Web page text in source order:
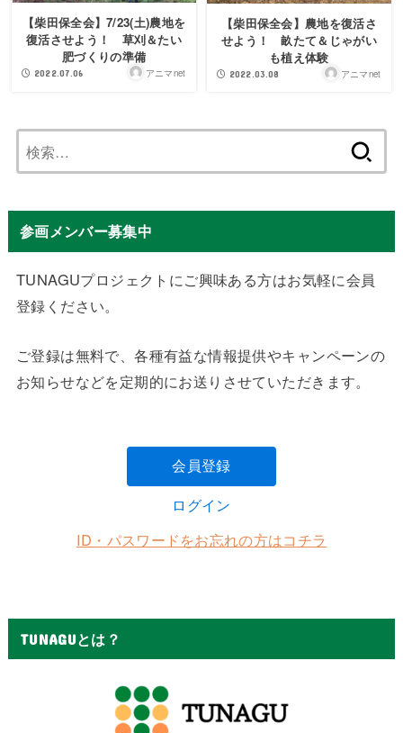
【柴田保全会】7/23(土)農地を
復活させよう！ 草刈＆たい
肥づくりの準備
2022.07.06 アニマnet
【柴田保全会】農地を復活さ
せよう！ 畝たて＆じゃがい
も植え体験
2022.03.08 アニマnet
索:
参画メンバー募集中
TUNAGUプロジェクトにご興味ある方はお気軽に会員
登録ください。
ご登録は無料で、各種有益な情報提供やキャンペーンの
お知らせなどを定期的にお送りさせていただきます。
会員登録
ログイン
ID・パスワードをお忘れの方はコチラ
TUNAGUとは？